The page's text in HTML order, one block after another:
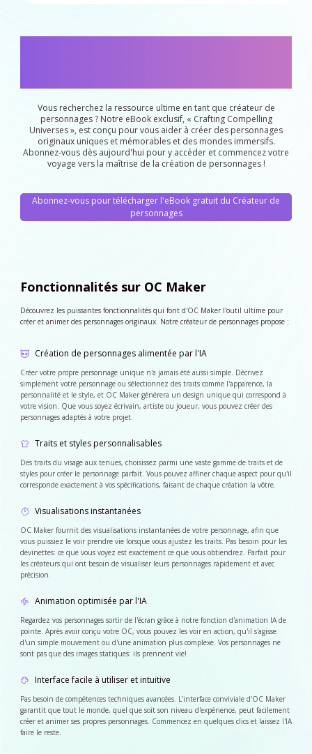
Vous recherchez la ressource ultime en tant que créateur de
personnages ? Notre eBook exclusif, « Crafting Compelling
Universes », est conçu pour vous aider à créer des personnages
originaux uniques et mémorables et des mondes immersifs.
Abonnez-vous dès aujourd'hui pour y accéder et commencez votre
voyage vers la maîtrise de la création de personnages !
Abonnez-vous pour télécharger l'eBook gratuit du Créateur de
personnages
Fonctionnalités sur OC Maker
Découvrez les puissantes fonctionnalités qui font d'OC Maker l'outil ultime pour
créer et animer des personnages originaux. Notre créateur de personnages propose :
Création de personnages alimentée par l'IA
Créer votre propre personnage unique n'a jamais été aussi simple. Décrivez
simplement votre personnage ou sélectionnez des traits comme l'apparence, la
personnalité et le style, et OC Maker générera un design unique qui correspond à
votre vision. Que vous soyez écrivain, artiste ou joueur, vous pouvez créer des
personnages adaptés à votre projet.
Traits et styles personnalisables
Des traits du visage aux tenues, choisissez parmi une vaste gamme de traits et de
styles pour créer le personnage parfait. Vous pouvez affiner chaque aspect pour qu'il
corresponde exactement à vos spécifications, faisant de chaque création la vôtre.
Visualisations instantanées
OC Maker fournit des visualisations instantanées de votre personnage, afin que
vous puissiez le voir prendre vie lorsque vous ajustez les traits. Pas besoin pour les
devinettes: ce que vous voyez est exactement ce que vous obtiendrez. Parfait pour
les créateurs qui ont besoin de visualiser leurs personnages rapidement et avec
précision.
Animation optimisée par l'IA
Regardez vos personnages sortir de l'écran grâce à notre fonction d'animation IA de
pointe. Après avoir conçu votre OC, vous pouvez les voir en action, qu'il s'agisse
d'un simple mouvement ou d'une animation plus complexe. Vos personnages ne
sont pas que des images statiques: ils prennent vie!
Interface facile à utiliser et intuitive
Pas besoin de compétences techniques avancées. L'interface conviviale d'OC Maker
garantit que tout le monde, quel que soit son niveau d'expérience, peut facilement
créer et animer ses propres personnages. Commencez en quelques clics et laissez l'IA
faire le reste.